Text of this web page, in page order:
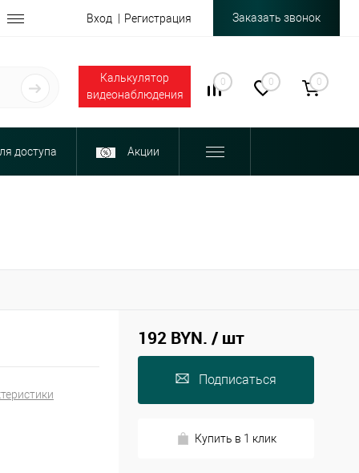
Вход Регистрация Заказать звонок
Калькулятор
видеонаблюдения
0 0 0
доступа Акции
192 BYN. / шт
Подписаться
Купить в 1 клик